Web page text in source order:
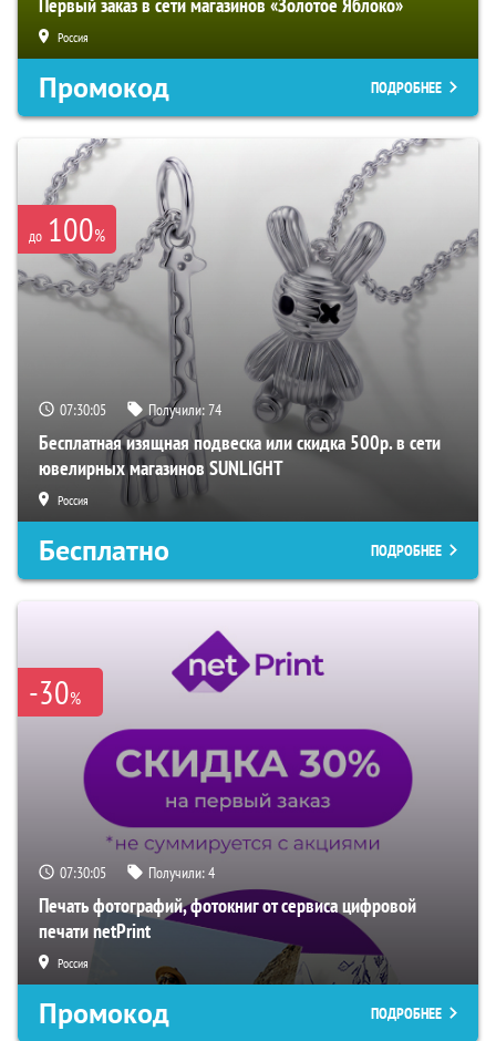
Первый заказ в сети магазинов «Золотое Яблоко»
Россия
Промокод ПОДРОБНЕЕ
до 100%
07:30:04 Получили:74
Бесплатная изящная подвеска или скидка 500р. в сети
ювелирных магазинов SUNLIGHT
Россия
Бесплатно ПОДРОБНЕЕ
-30%
07:30:04 Получили:4
Печать фотографий, фотокниг от сервиса цифровой
печати netPrint
Россия
Промокод ПОДРОБНЕЕ